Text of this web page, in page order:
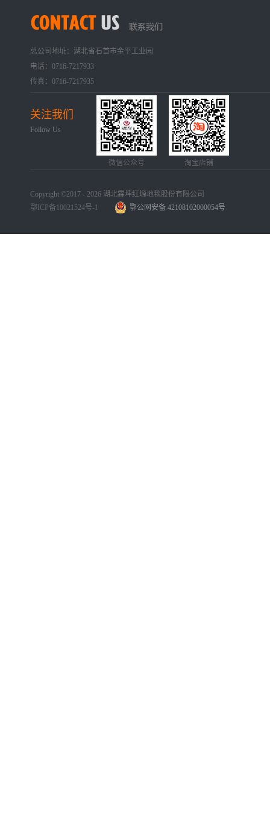
Copyright ©2017 - 2026 湖北霖坤红塬地毯股份有限公司
鄂ICP备10021524号-1
总公司地址：湖北省石首市金平工业园
电话：0716-7217933
传真：0716-7217935
鄂公网安备 42108102000054号
关注我们
Follow Us
微信公众号 淘宝店铺